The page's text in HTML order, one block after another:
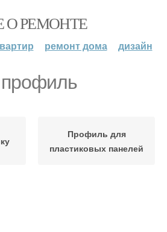
О РЕМОНТЕ
ремонт дома дизайн
Профиль для
пластиковых панелей